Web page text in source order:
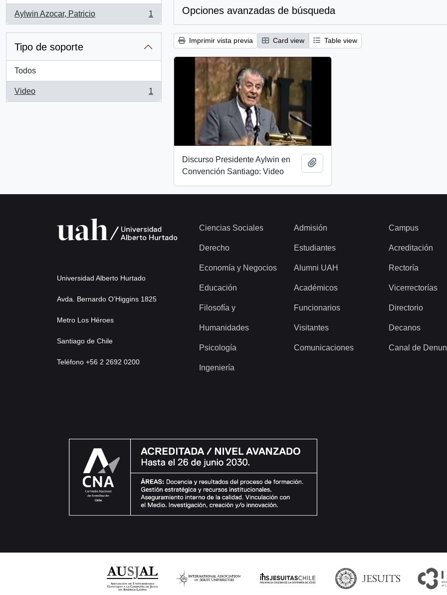
Aylwin Azocar, Patricio
, 1 resultados
1
Tipo de soporte
Todos
Video
, 1 resultados
1
Opciones avanzadas de búsqueda
Imprimir vista previa Card view Table view
Discurso Presidente Aylwin en
Convención Santiago: Video
Universidad Alberto Hurtado
Avda. Bernardo O’Higgins 1825
Metro Los Héroes
Santiago de Chile
Teléfono +56 2 2692 0200
Ciencias Sociales
Derecho
Economía y Negocios
Educación
Filosofía y
Humanidades
Psicología
Ingeniería
Admisión
Estudiantes
Alumni UAH
Académicos
Funcionarios
Visitantes
Comunicaciones
Campus
Acreditación
Rectoría
Vicerrectorías
Directorio
Decanos
Canal de